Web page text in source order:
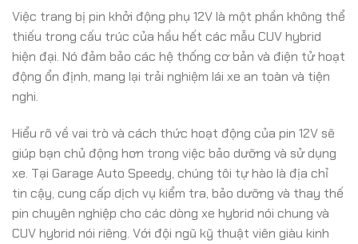
Việc trang bị pin khởi động phụ 12V là một phần không thể
thiếu trong cấu trúc của hầu hết các mẫu CUV hybrid
hiện đại. Nó đảm bảo các hệ thống cơ bản và điện tử hoạt
động ổn định, mang lại trải nghiệm lái xe an toàn và tiện
nghi.
Hiểu rõ về vai trò và cách thức hoạt động của pin 12V sẽ
giúp bạn chủ động hơn trong việc bảo dưỡng và sử dụng
xe. Tại Garage Auto Speedy, chúng tôi tự hào là địa chỉ
tin cậy, cung cấp dịch vụ kiểm tra, bảo dưỡng và thay thế
pin chuyên nghiệp cho các dòng xe hybrid nói chung và
CUV hybrid nói riêng. Với đội ngũ kỹ thuật viên giàu kinh